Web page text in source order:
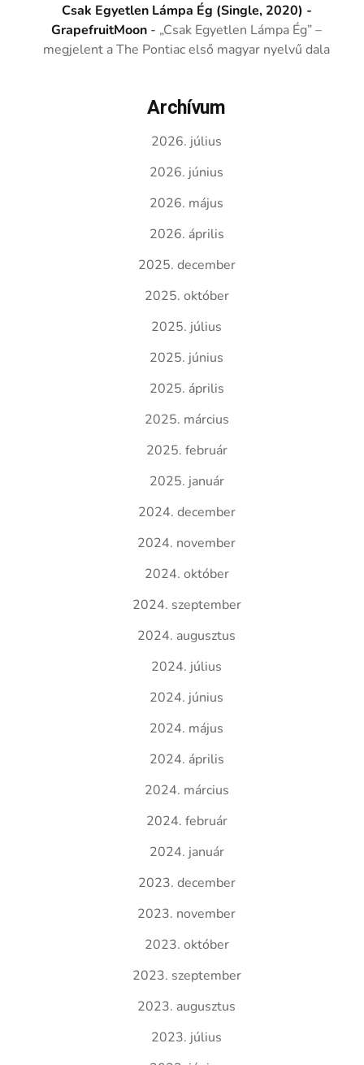
Csak Egyetlen Lámpa Ég (Single, 2020) -
GrapefruitMoon - „Csak Egyetlen Lámpa Ég” –
megjelent a The Pontiac első magyar nyelvű dala
Archívum
2026. július
2026. június
2026. május
2026. április
2025. december
2025. október
2025. július
2025. június
2025. április
2025. március
2025. február
2025. január
2024. december
2024. november
2024. október
2024. szeptember
2024. augusztus
2024. július
2024. június
2024. május
2024. április
2024. március
2024. február
2024. január
2023. december
2023. november
2023. október
2023. szeptember
2023. augusztus
2023. július